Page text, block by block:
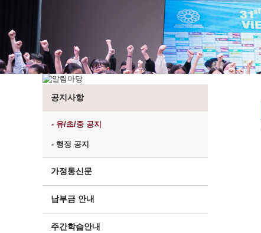
학생현황
위치/전화
전경사진
공지사항
- 유/초/중 공지
- 행정 공지
가정통신문
납부금 안내
주간학습안내